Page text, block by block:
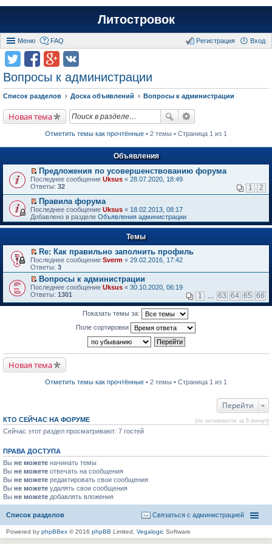
Литостровок
Меню FAQ Вход
Регистрация
Вопросы к администрации
Список разделов Доска объявлений Вопросы к администрации
Новая тема
Отметить темы как прочтённые • 2 темы • Страница 1 из 1
Объявления
П
е
е
й
т
и
к
р
в
о
м
у
н
е
п
р
н
н
о
м
щ
е
н
Предложения по усовершенствованию форума
Последнее сообщение Uksus « 28.07.2020, 18:49
Ответы: 32 1 2
П
е
р
е
т
и
к
п
е
р
в
о
м
ч
и
т
с
о
о
щ
е
н
и
ю
Правила форума
Последнее сообщение Uksus « 18.02.2013, 08:17
Добавлено в разделе Объявления администрации
Темы
П
е
р
е
й
т
и
м
у
н
е
т
а
н
о
м
у
с
о
б
щ
е
н
ю
Re: Как правильно заполнить профиль
Последнее сообщение Sverm « 29.02.2016, 17:42
Ответы: 3
П
е
е
р
в
о
р
о
ч
а
н
н
о
м
у
с
о
б
щ
е
н
Вопросы к администрации
Последнее сообщение Uksus « 30.10.2020, 06:19
Ответы: 1301 1 … 63 64 65 66
Показать темы за:
Поле сортировки
Новая тема
Отметить темы как прочтённые • 2 темы • Страница 1 из 1
Перейти
КТО СЕЙЧАС НА ФОРУМЕ (по активности за 5 минут)
Сейчас этот раздел просматривают: 7 гостей
ПРАВА ДОСТУПА
Вы не можете начинать темы
Вы не можете отвечать на сообщения
Вы не можете редактировать свои сообщения
Вы не можете удалять свои сообщения
Вы не можете добавлять вложения
Список разделов Связаться с администрацией
Powered by phpBBex © 2016 phpBB Limited, Vegalogic Software